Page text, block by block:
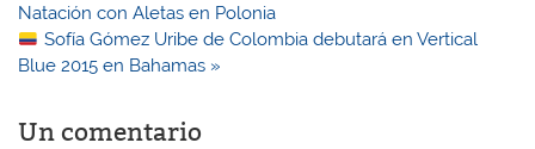
entradas
Natación con Aletas en Polonia
Sofía Gómez Uribe de Colombia debutará en Vertical
Blue 2015 en Bahamas »
Un comentario